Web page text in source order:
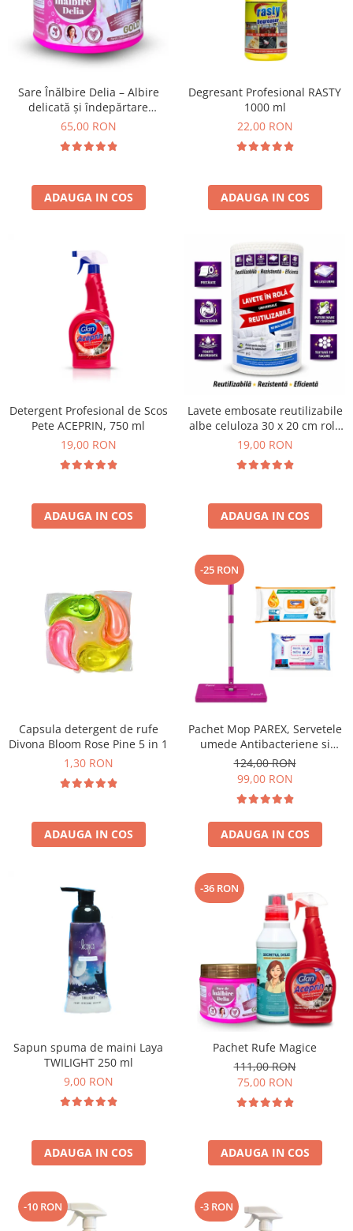
Bioactivatori & Tratamente Fose
Septice
Manusi Protectie
Solutii curatare mobila
Ceaiuri
Cosmetice
Vopsea Par
Ingrijire Par
Ingrijire corp
Ingrijire maini
Ingrijire picioare
Îngrijire Ten
Curatare Intretinere Incaltaminte
Fond de ten
Sampon
Sare de baie
Servetele Umede
Sare Înălbire Delia – Albire
delicată și îndepărtare
eficientă a petelor 500 g
65,00 RON
ADAUGA IN COS
Degresant Profesional RASTY
1000 ml
22,00 RON
ADAUGA IN COS
Detergent Profesional de Scos
Pete ACEPRIN, 750 ml
19,00 RON
ADAUGA IN COS
Lavete embosate reutilizabile
albe celuloza 30 x 20 cm rola
50 bucati
19,00 RON
ADAUGA IN COS
Capsula detergent de rufe
Divona Bloom Rose Pine 5 in 1
1,30 RON
ADAUGA IN COS
-25 RON
Pachet Mop PAREX, Servetele
umede Antibacteriene si
Multisuprafete
124,00 RON
99,00 RON
ADAUGA IN COS
Sapun spuma de maini Laya
TWILIGHT 250 ml
9,00 RON
ADAUGA IN COS
-36 RON
Pachet Rufe Magice
111,00 RON
75,00 RON
ADAUGA IN COS
-10 RON -3 RON